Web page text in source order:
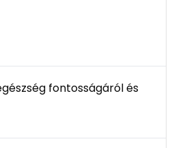
fontosságáról és